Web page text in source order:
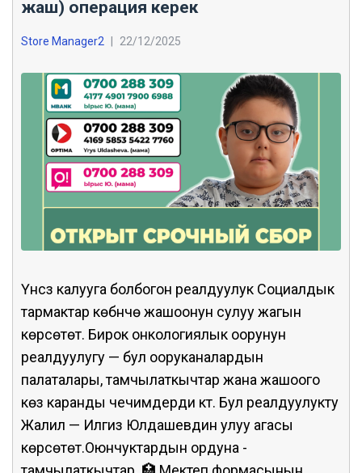
жаш) операция керек
Store Manager2 | 22/12/2025
Үнсүз калууга болбогон реалдуулук Социалдык
тармактар көбүнчө жашоонун сулуу жагын
көрсөтөт. Бирок онкологиялык оорунун
реалдуулугу — бул ооруканалардын
палаталары, тамчылаткычтар жана жашоого
көз каранды чечимдерди күтүү. Бул реалдуулукту
Жалил — Илгиз Юлдашевдин улуу агасы
көрсөтөт.Оюнчуктардын ордуна -